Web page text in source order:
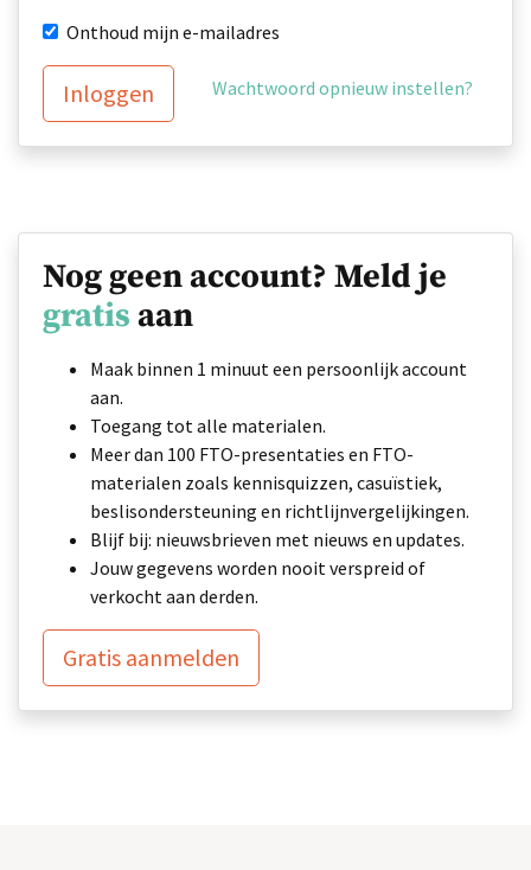
Onthoud mijn e-mailadres
Inloggen Wachtwoord opnieuw instellen?
Nog geen account? Meld je
gratis aan
Maak binnen 1 minuut een persoonlijk account
aan.
Toegang tot alle materialen.
Meer dan 100 FTO-presentaties en FTO-
materialen zoals kennisquizzen, casuïstiek,
beslisondersteuning en richtlijnvergelijkingen.
Blijf bij: nieuwsbrieven met nieuws en updates.
Jouw gegevens worden nooit verspreid of
verkocht aan derden.
Gratis aanmelden